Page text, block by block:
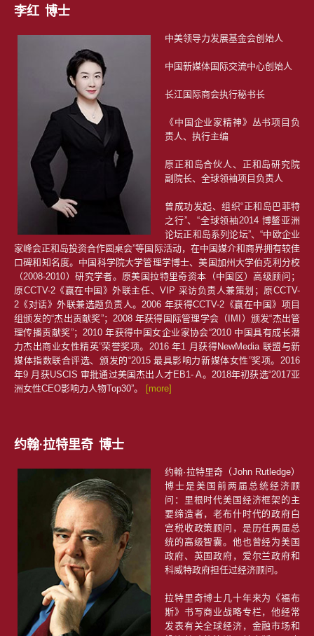
李红 博士
中美领导力发展基金会创始人
中国新媒体国际交流中心创始人
长江国际商会执行秘书长
《中国企业家精神》丛书项目负
责人、执行主编
原正和岛合伙人、正和岛研究院
副院长、全球领袖项目负责人
曾成功发起、组织“正和岛巴菲特
之行”、“全球领袖2014 博鳌亚洲
论坛正和岛系列论坛”、“中欧企业
家峰会正和岛投资合作圆桌会”等国际活动，在中国媒介和商界拥有较佳
口碑和知名度。中国科学院大学管理学博士、美国加州大学伯克利分校
（2008-2010）研究学者。原美国拉特里奇资本（中国区）高级顾问；
原CCTV-2《赢在中国》外联主任、VIP 采访负责人兼策划；原CCTV-
2《对话》外联兼选题负责人。2006 年获得CCTV-2《赢在中国》项目
组颁发的“杰出贡献奖”；2008 年获得国际管理学会（IMI）颁发“杰出管
理传播贡献奖”；2010 年获得中国女企业家协会“2010 中国具有成长潜
力杰出商业女性精英”荣誉奖项。2016 年1 月获得NewMedia 联盟与新
媒体指数联合评选、颁发的“2015 最具影响力新媒体女性”奖项。2016
年9 月获USCIS 审批通过美国杰出人才EB1- A。2018年初获选“2017亚
洲女性CEO影响力人物Top30”。
[more]
约翰·拉特里奇 博士
约翰·拉特里奇（John Rutledge）
博士是美国前两届总统经济顾
问：里根时代美国经济框架的主
要缔造者，老布什时代的政府白
宫税收政策顾问，是历任两届总
统的高级智囊。他也曾经为美国
政府、英国政府，爱尔兰政府和
科威特政府担任过经济顾问。
拉特里奇博士几十年来为《福布
斯》书写商业战略专栏，他经常
发表有关全球经济，金融市场和